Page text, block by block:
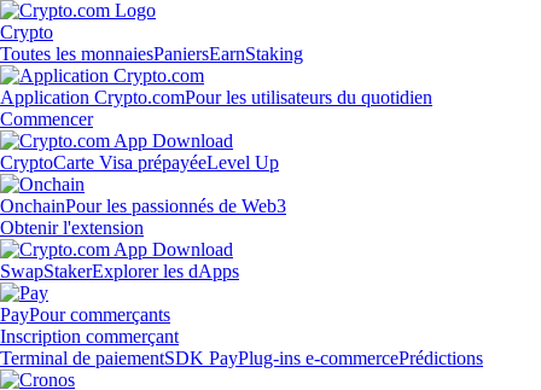
Crypto
Toutes les monnaiesPaniersEarnStaking
Application Crypto.comPour les utilisateurs du quotidien
Commencer
CryptoCarte Visa prépayéeLevel Up
OnchainPour les passionnés de Web3
Obtenir l'extension
SwapStakerExplorer les dApps
PayPour commerçants
Inscription commerçant
Terminal de paiementSDK PayPlug-ins e-commercePrédictions